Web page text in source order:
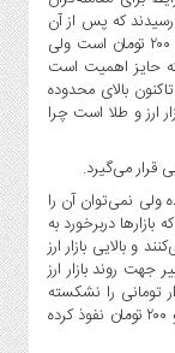
رسیدند که پس از آن
حرکت رو‌ به بالا را تجربه می‌کنند. حباب درهم حدود ۲۰۰ تومان است ولی
که حایز اهمیت است
از شنبه ۲۶ خرداد ماه تاکنون بالای محدوده
ارز و طلا است چرا
قرار می‌گیرد.
ولی نمی‌توان آن را
دربرخورد به
و بالایی بازار ارز
جهت روند بازار ارز
در حال حاضر دلار تهران مقاومت ۶۰ هزار تومانی را نشکسته
است ولی درهم امارات به محدوده مقاومتی ۱۶ هزار و ۲۰۰ تومان نفوذ کرده